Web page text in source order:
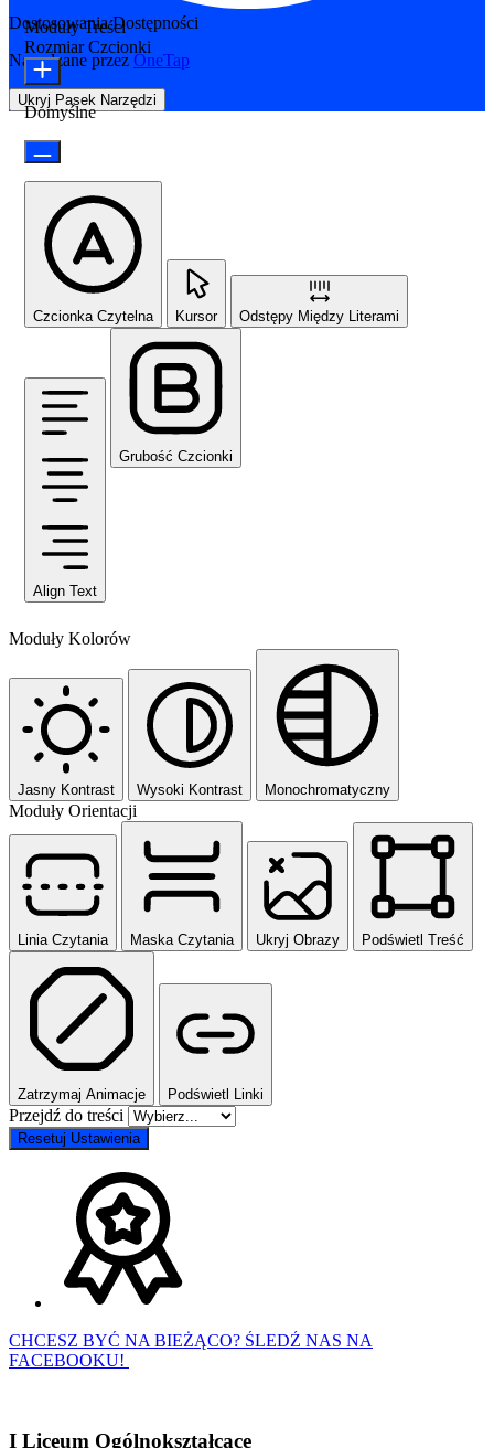
Dostosowania Dostępności
Napędzane przez OneTap
Ukryj Pasek Narzędzi
Moduły Treści
Rozmiar Czcionki
Domyślne
Czcionka Czytelna Kursor Odstępy Między Literami
Align Text
Grubość Czcionki
Moduły Kolorów
Jasny Kontrast Wysoki Kontrast Monochromatyczny
Moduły Orientacji
Linia Czytania Maska Czytania Ukryj Obrazy Podświetl Treść
Zatrzymaj Animacje Podświetl Linki
Przejdź do treści
Resetuj Ustawienia
CHCESZ BYĆ NA BIEŻĄCO? ŚLEDŹ NAS NA
FACEBOOKU!
I Liceum Ogólnokształcące